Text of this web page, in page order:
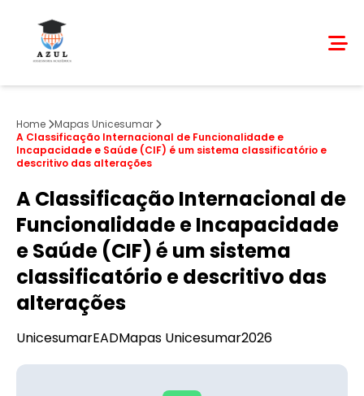
Home
Mapas Unicesumar
A Classificação Internacional de Funcionalidade e
Incapacidade e Saúde (CIF) é um sistema classificatório e
descritivo das alterações
A Classificação Internacional de
Funcionalidade e Incapacidade
e Saúde (CIF) é um sistema
classificatório e descritivo das
alterações
UnicesumarEADMapas Unicesumar2026